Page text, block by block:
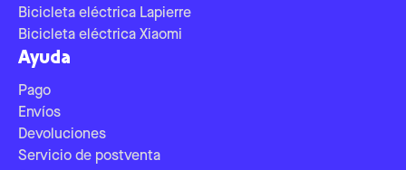
Bicicleta eléctrica Lapierre
Bicicleta eléctrica Xiaomi
Ayuda
Pago
Envíos
Devoluciones
Servicio de postventa